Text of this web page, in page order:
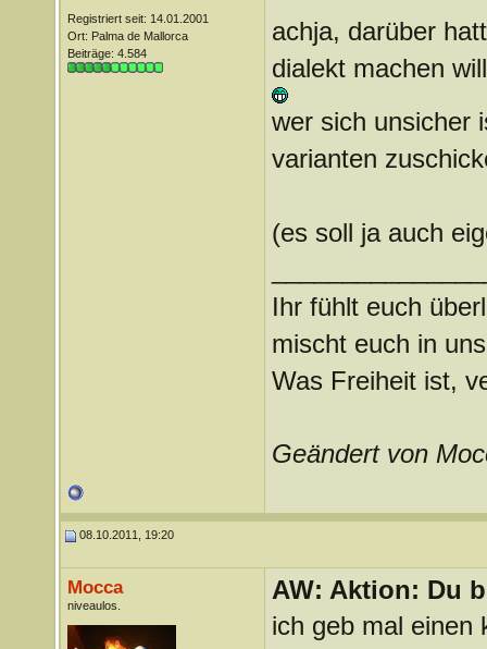
Registriert seit: 14.01.2001
Ort: Palma de Mallorca
Beiträge: 4.584
achja, darüber
dialekt machen
wer sich unsicher
varianten
(es soll ja auch
Ihr fühlt euch
mischt euch in
Was Freiheit ist,
Geändert von
08.10.2011, 19:20
Mocca
niveaulos.
AW: Aktion: Du
ich geb mal einen